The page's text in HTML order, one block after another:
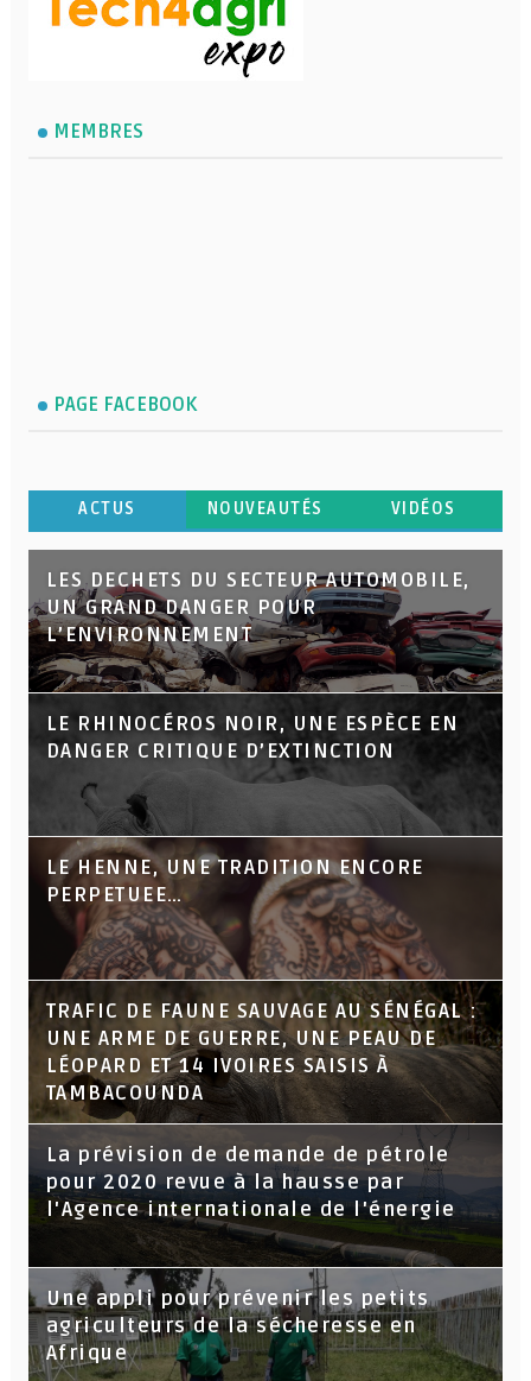
MEMBRES
PAGE FACEBOOK
ACTUS NOUVEAUTÉS VIDÉOS
LES DECHETS DU SECTEUR AUTOMOBILE,
UN GRAND DANGER POUR
L’ENVIRONNEMENT
LE RHINOCÉROS NOIR, UNE ESPÈCE EN
DANGER CRITIQUE D’EXTINCTION
LE HENNE, UNE TRADITION ENCORE
PERPETUEE…
TRAFIC DE FAUNE SAUVAGE AU SÉNÉGAL :
UNE ARME DE GUERRE, UNE PEAU DE
LÉOPARD ET 14 IVOIRES SAISIS À
TAMBACOUNDA
La prévision de demande de pétrole
pour 2020 revue à la hausse par
l'Agence internationale de l'énergie
Une appli pour prévenir les petits
agriculteurs de la sécheresse en
Afrique